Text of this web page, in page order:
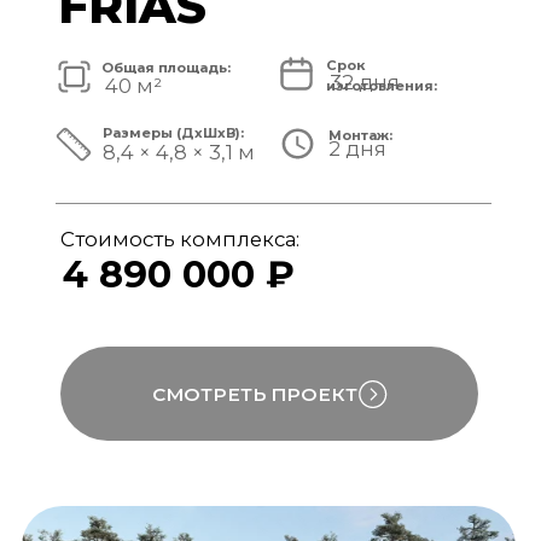
модульный банный комплекс
5 820 000 ₽
СМОТРЕТЬ ПРОЕКТ